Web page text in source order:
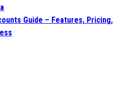
Guide – Features, Pricing,